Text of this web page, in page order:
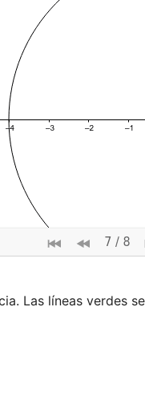
Las líneas verdes